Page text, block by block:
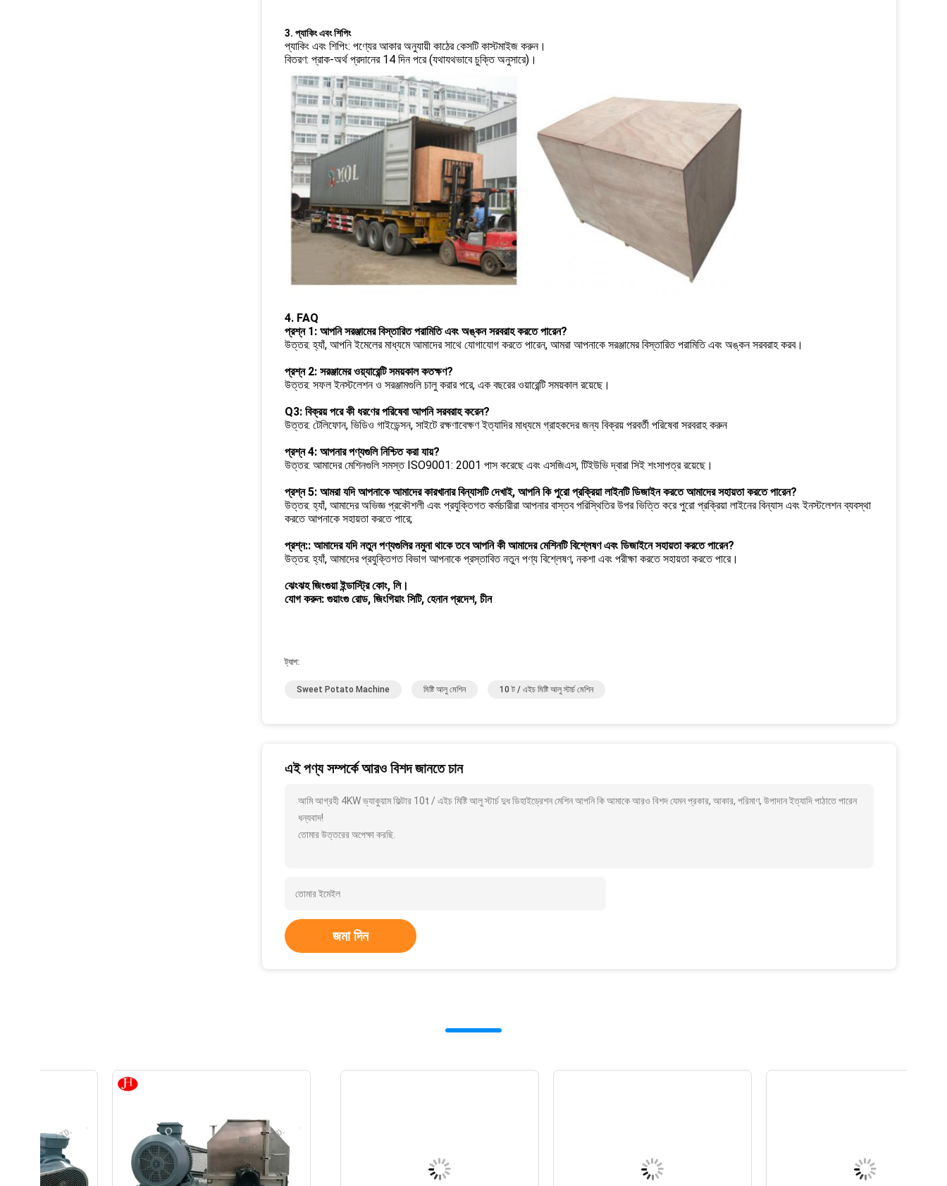
3. প্যাকিং এবং শিপিং
প্যাকিং এবং শিপিং: পণ্যের আকার অনুযায়ী কাঠের কেসটি কাস্টমাইজ করুন।
বিতরণ: প্রাক-অর্থ প্রদানের 14 দিন পরে (যথাযথভাবে চুক্তি অনুসারে)।
4. FAQ
প্রশ্ন 1: আপনি সরঞ্জামের বিস্তারিত পরামিতি এবং অঙ্কন সরবরাহ করতে পারেন?
উত্তর: হ্যাঁ, আপনি ইমেলের মাধ্যমে আমাদের সাথে যোগাযোগ করতে পারেন, আমরা আপনাকে সরঞ্জামের বিস্তারিত পরামিতি এবং অঙ্কন সরবরাহ করব।
প্রশ্ন 2: সরঞ্জামের ওয়্যারেন্টি সময়কাল কতক্ষণ?
উত্তর: সফল ইনস্টলেশন ও সরঞ্জামগুলি চালু করার পরে, এক বছরের ওয়ারেন্টি সময়কাল রয়েছে।
Q3: বিক্রয় পরে কী ধরণের পরিষেবা আপনি সরবরাহ করেন?
উত্তর: টেলিফোন, ভিডিও গাইডেন্সন, সাইটে রক্ষণাবেক্ষণ ইত্যাদির মাধ্যমে গ্রাহকদের জন্য বিক্রয় পরবর্তী পরিষেবা সরবরাহ করুন
প্রশ্ন 4: আপনার পণ্যগুলি নিশ্চিত করা যায়?
উত্তর: আমাদের মেশিনগুলি সমস্ত ISO9001: 2001 পাস করেছে এবং এসজিএস, টিইউভি দ্বারা সিই শংসাপত্র রয়েছে।
প্রশ্ন 5: আমরা যদি আপনাকে আমাদের কারখানার বিন্যাসটি দেখাই, আপনি কি পুরো প্রক্রিয়া লাইনটি ডিজাইন করতে আমাদের সহায়তা করতে পারেন?
উত্তর: হ্যাঁ, আমাদের অভিজ্ঞ প্রকৌশলী এবং প্রযুক্তিগত কর্মচারীরা আপনার বাস্তব পরিস্থিতির উপর ভিত্তি করে পুরো প্রক্রিয়া লাইনের বিন্যাস এবং ইনস্টলেশন ব্যবস্থা
করতে আপনাকে সহায়তা করতে পারে;
প্রশ্ন:: আমাদের যদি নতুন পণ্যগুলির নমুনা থাকে তবে আপনি কী আমাদের মেশিনটি বিশ্লেষণ এবং ডিজাইনে সহায়তা করতে পারেন?
উত্তর: হ্যাঁ, আমাদের প্রযুক্তিগত বিভাগ আপনাকে প্রস্তাবিত নতুন পণ্য বিশ্লেষণ, নকশা এবং পরীক্ষা করতে সহায়তা করতে পারে।
ঝেংঝহ জিংগুয়া ইন্ডাস্ট্রি কোং, লি।
যোগ করুন: গুয়াংগু রোড, জিংগিয়াং সিটি, হেনান প্রদেশ, চীন
ট্যাগ:
Sweet Potato Machine মিষ্টি আলু মেশিন 10 ট / এইচ মিষ্টি আলু স্টার্চ মেশিন
এই পণ্য সম্পর্কে আরও বিশদ জানতে চান
আমি আগ্রহী 4KW ভ্যাকুয়াম ফিল্টার 10t / এইচ মিষ্টি আলু স্টার্চ দুধ ডিহাইড্রেশন মেশিন আপনি কি আমাকে আরও বিশদ যেমন প্রকার, আকার, পরিমাণ, উপাদান ইত্যাদি পাঠাতে পারেন
ধন্যবাদ!
তোমার উত্তরের অপেক্ষা করছি.
জমা দিন